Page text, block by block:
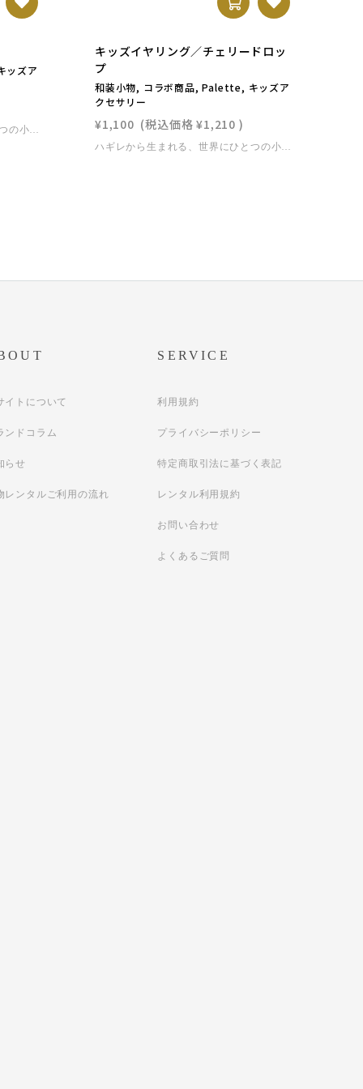
ッズア
ハギレから生まれる、世界にひとつの小さな花。つまみ細工作家paletteによるコラボレーションアイテム。OKULABO着物のハギレを使い、ひとつひとつ丁寧に折りあげた小花が耳もとを彩ります。対面イベントでも完売する人気シリーズが、ついにオンラインにも登場！お子さまの特別な日を、やさしく華やかに演出します。⸻素材：ハギレ（OKULABO七五三着物生地） 樹脂イヤリング金具（痛くなりにくい仕様） 対象年齢：3歳〜10歳前後 軽量タイプで安心です。サイズ：花部分 約2cmレンタル着物と同時購入の場合には送料はかかりません。単品購入の場合には、ネコポスでお届けいたします。 この商品はLiberty fabricを使ったハンドメイド商品です。 ＜お取り扱いについて＞ つまみ細工・和玉は、繊細な商品です。強い力が加わると歪みが出たり、接着が取れてしまう可能性がございます。水に弱い素材なので、雨や水濡れにお気をつけください。
キッズイヤリング／チェリードロッ
プ
和装小物, コラボ商品, Palette, キッズア
クセサリー
¥1,100 (税込価格 ¥1,210 )
ハギレから生まれる、世界にひとつの小さな花。つまみ細工作家paletteによるコラボレーションアイテム。OKULABO着物のハギレを使い、ひとつひとつ丁寧に折りあげた小花が耳もとを彩ります。対面イベントでも完売する人気シリーズが、ついにオンラインにも登場！お子さまの特別な日を、やさしく華やかに演出します。⸻素材：ハギレ（OKULABO七五三着物生地） 樹脂イヤリング金具（痛くなりにくい仕様） 対象年齢：3歳〜10歳前後 軽量タイプで安心です。サイズ：花部分 約2cmレンタル着物と同時購入の場合には送料はかかりません。単品購入の場合には、ネコポスでお届けいたします。 この商品はLiberty fabricを使ったハンドメイド商品です。 ＜お取り扱いについて＞ つまみ細工・和玉は、繊細な商品です。強い力が加わると歪みが出たり、接着が取れてしまう可能性がございます。水に弱い素材なので、雨や水濡れにお気をつけください。
イトについて
ンドコラム
らせ
レンタルご利用の流れ
SERVICE
利用規約
プライバシーポリシー
特定商取引法に基づく表記
レンタル利用規約
お問い合わせ
よくあるご質問